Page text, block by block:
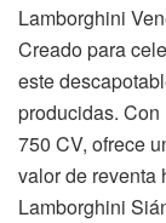
Lamborghini
Creado para
este
producidas.
750 CV, ofrece
valor de reventa
Lamborghini